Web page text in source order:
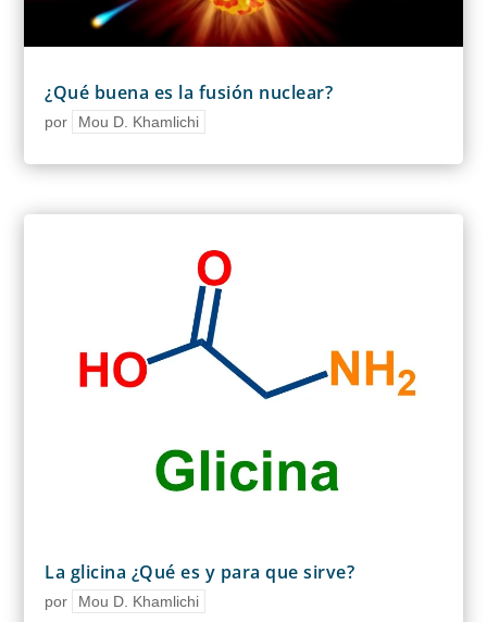
¿Qué buena es la fusión nuclear?
por Mou D. Khamlichi
La glicina ¿Qué es y para que sirve?
por Mou D. Khamlichi